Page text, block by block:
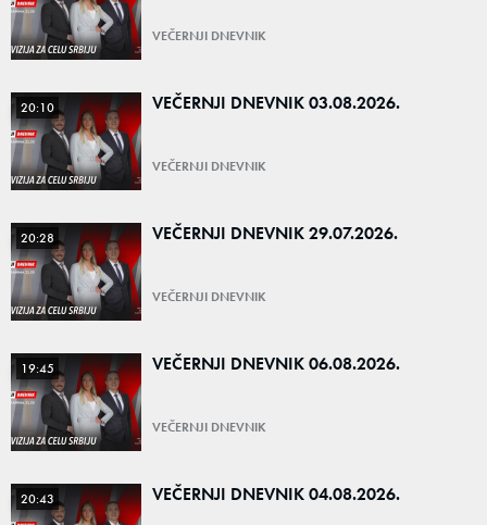
VEČERNJI DNEVNIK
20:10 VEČERNJI DNEVNIK 03.08.2026.
VEČERNJI DNEVNIK
20:28 VEČERNJI DNEVNIK 29.07.2026.
VEČERNJI DNEVNIK
19:45 VEČERNJI DNEVNIK 06.08.2026.
VEČERNJI DNEVNIK
20:43 VEČERNJI DNEVNIK 04.08.2026.